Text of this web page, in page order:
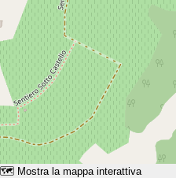
🗺️ Mostra la mappa interattiva